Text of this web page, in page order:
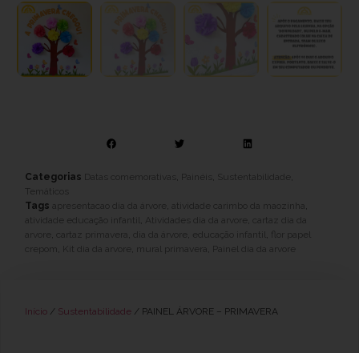
Categorias Datas comemorativas Painéis Sustentabilidade
Temáticos
Tags
apresentacao dia da árvore atividade carimbo da maozinha
atividade educação infantil
Atividades dia da arvore
cartaz dia da
cartaz primavera educação infantil
flor papel
crepom
Kit dia da arvore mural primavera Painel dia da arvore
Início / Sustentabilidade / PAINEL ÁRVORE – PRIMAVERA